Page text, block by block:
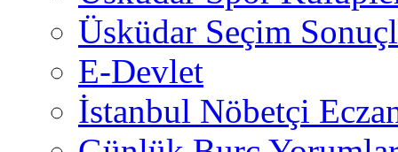
Üsküdar Seçim
E-Devlet
İstanbul Nöbetçi